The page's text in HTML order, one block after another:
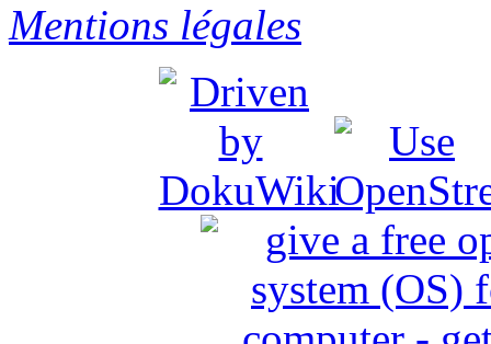
Mentions légales